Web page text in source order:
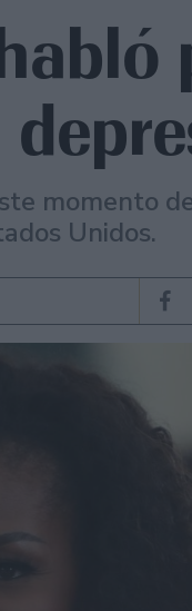
momento
Unidos.